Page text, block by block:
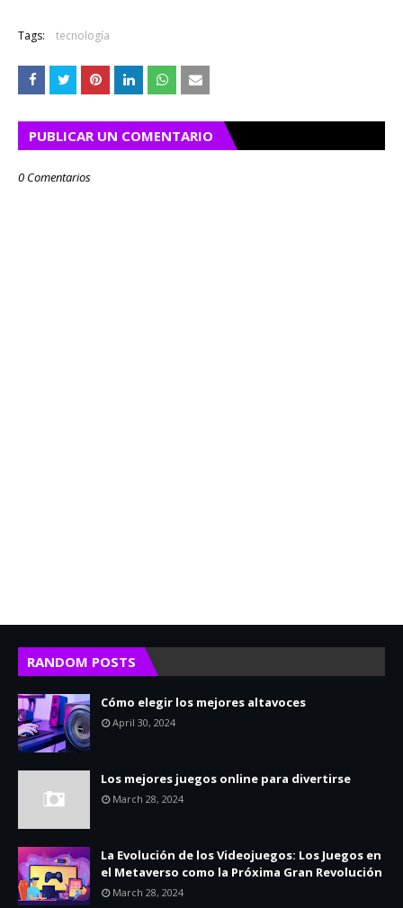
Tags: tecnología
PUBLICAR UN COMENTARIO
0 Comentarios
RANDOM POSTS
Cómo elegir los mejores altavoces
April 30, 2024
Los mejores juegos online para divertirse
March 28, 2024
La Evolución de los Videojuegos: Los Juegos en
el Metaverso como la Próxima Gran Revolución
March 28, 2024